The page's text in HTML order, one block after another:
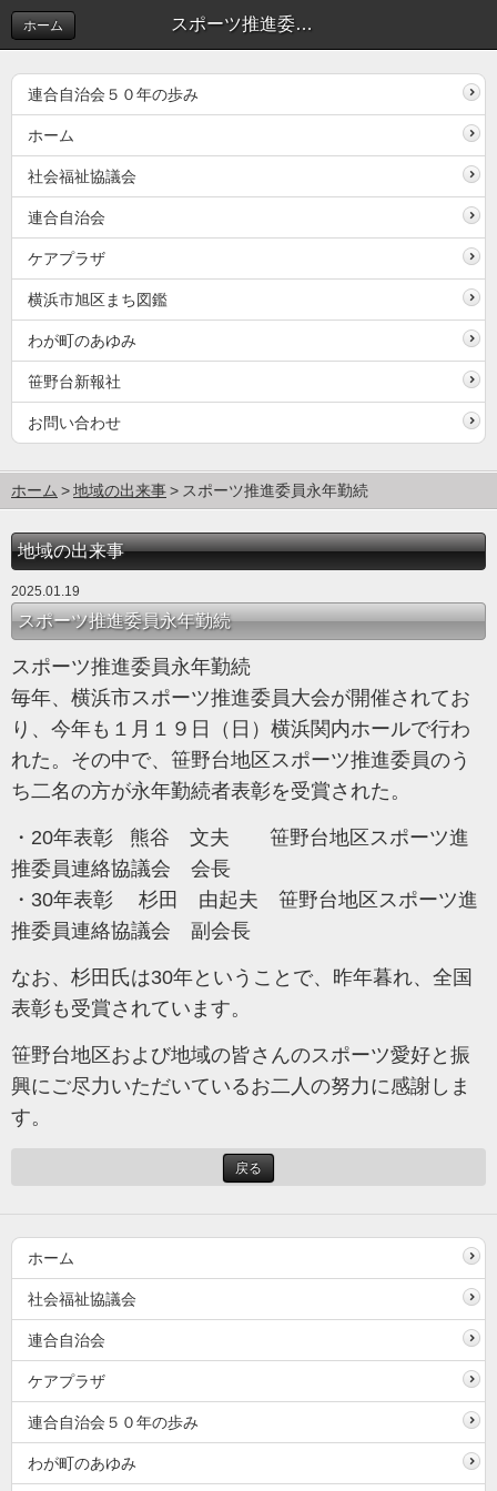
スポーツ推進委員永年勤続 | 地域の出来事
ホーム
連合自治会５０年の歩み
ホーム
社会福祉協議会
連合自治会
ケアプラザ
横浜市旭区まち図鑑
わが町のあゆみ
笹野台新報社
お問い合わせ
ホーム 地域の出来事 スポーツ推進委員永年勤続
地域の出来事
2025.01.19
スポーツ推進委員永年勤続
スポーツ推進委員永年勤続
毎年、横浜市スポーツ推進委員大会が開催されてお
り、今年も１月１９日（日）横浜関内ホールで行わ
れた。その中で、笹野台地区スポーツ推進委員のう
ち二名の方が永年勤続者表彰を受賞された。
・20年表彰 熊谷 文夫 笹野台地区スポーツ進
推委員連絡協議会 会長
・30年表彰 杉田 由起夫 笹野台地区スポーツ進
推委員連絡協議会 副会長
なお、杉田氏は30年ということで、昨年暮れ、全国
表彰も受賞されています。
笹野台地区および地域の皆さんのスポーツ愛好と振
興にご尽力いただいているお二人の努力に感謝しま
す。
戻る
ホーム
社会福祉協議会
連合自治会
ケアプラザ
連合自治会５０年の歩み
わが町のあゆみ